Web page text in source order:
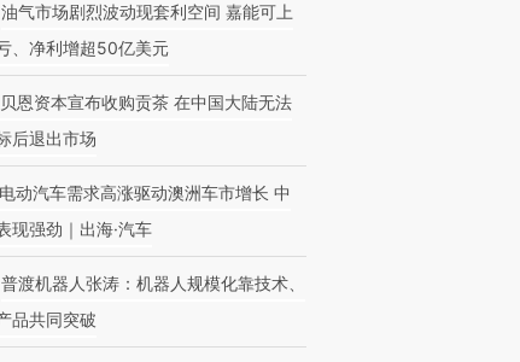
油气市场剧烈波动现套利空间 嘉能可上
、净利增超50亿美元
贝恩资本宣布收购贡茶 在中国大陆无法
后退出市场
电动汽车需求高涨驱动澳洲车市增长 中
现强劲｜出海·汽车
普渡机器人张涛：机器人规模化靠技术、
品共同突破